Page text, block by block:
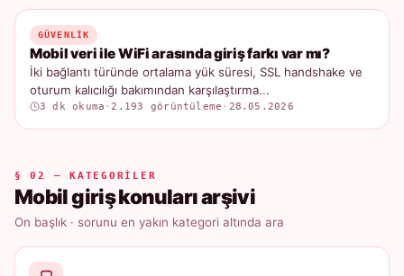
GÜVENLIK
Mobil veri ile WiFi arasında giriş farkı var mı?
İki bağlantı türünde ortalama yük süresi, SSL handshake ve
oturum kalıcılığı bakımından karşılaştırma...
3 dk okuma ·2.193 görüntüleme · 28.05.2026
§ 02 — KATEGORILER
Mobil giriş konuları arşivi
On başlık · sorunu en yakın kategori altında ara